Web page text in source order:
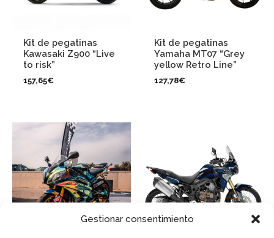
Gestionar consentimiento
Kit de pegatinas
Kawasaki Z900 “Live
to risk”
157,65€
Kit de pegatinas
Yamaha MT07 “Grey
yellow Retro Line”
127,78€